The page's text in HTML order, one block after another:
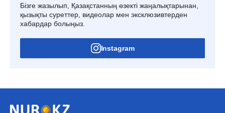
Бізге жазылып, Қазақстанның өзекті жаңалықтарынан,
қызықты суреттер, видеолар мен эксклюзивтерден
хабардар болыңыз.
Instagram